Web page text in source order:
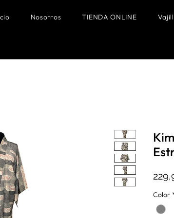
Nosotros TIENDA ONLINE
Color